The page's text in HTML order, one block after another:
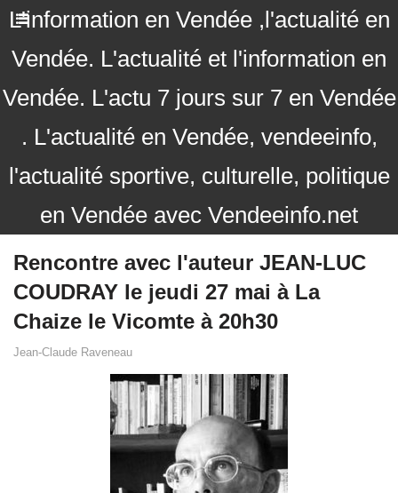
L'information en Vendée ,l'actualité en
Vendée. L'actualité et l'information en
Vendée. L'actu 7 jours sur 7 en Vendée
. L'actualité en Vendée, vendeeinfo,
l'actualité sportive, culturelle, politique
en Vendée avec Vendeeinfo.net
Rencontre avec l'auteur JEAN-LUC
COUDRAY le jeudi 27 mai à La
Chaize le Vicomte à 20h30
Jean-Claude Raveneau